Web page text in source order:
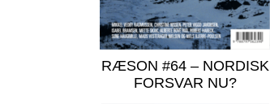
RÆSON #64 – NORDISK
FORSVAR NU?